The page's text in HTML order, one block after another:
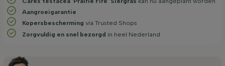
Aangroeigarantie
Kopersbescherming via Trusted Shops
Zorgvuldig en snel bezorgd in heel Nederland